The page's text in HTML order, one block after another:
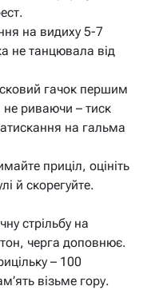
на видиху 5-7
не танцювала від
гачок першим
риваючи – тиск
на гальма
приціл, оцініть
й скорегуйте.
стрільбу на
черга доповнює.
– 100
візьме гору.